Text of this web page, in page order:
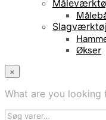
Slagværktøj
Økser
×
What are you looking